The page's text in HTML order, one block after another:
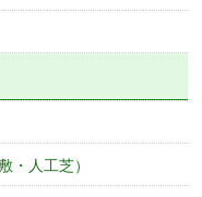
・人工芝）